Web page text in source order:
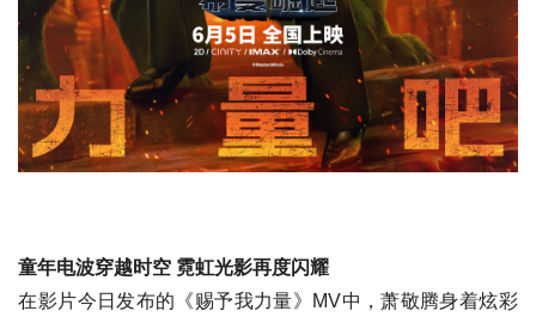
童年电波穿越时空 霓虹光影再度闪耀
在影片今日发布的《赐予我力量》MV中，萧敬腾身着炫彩